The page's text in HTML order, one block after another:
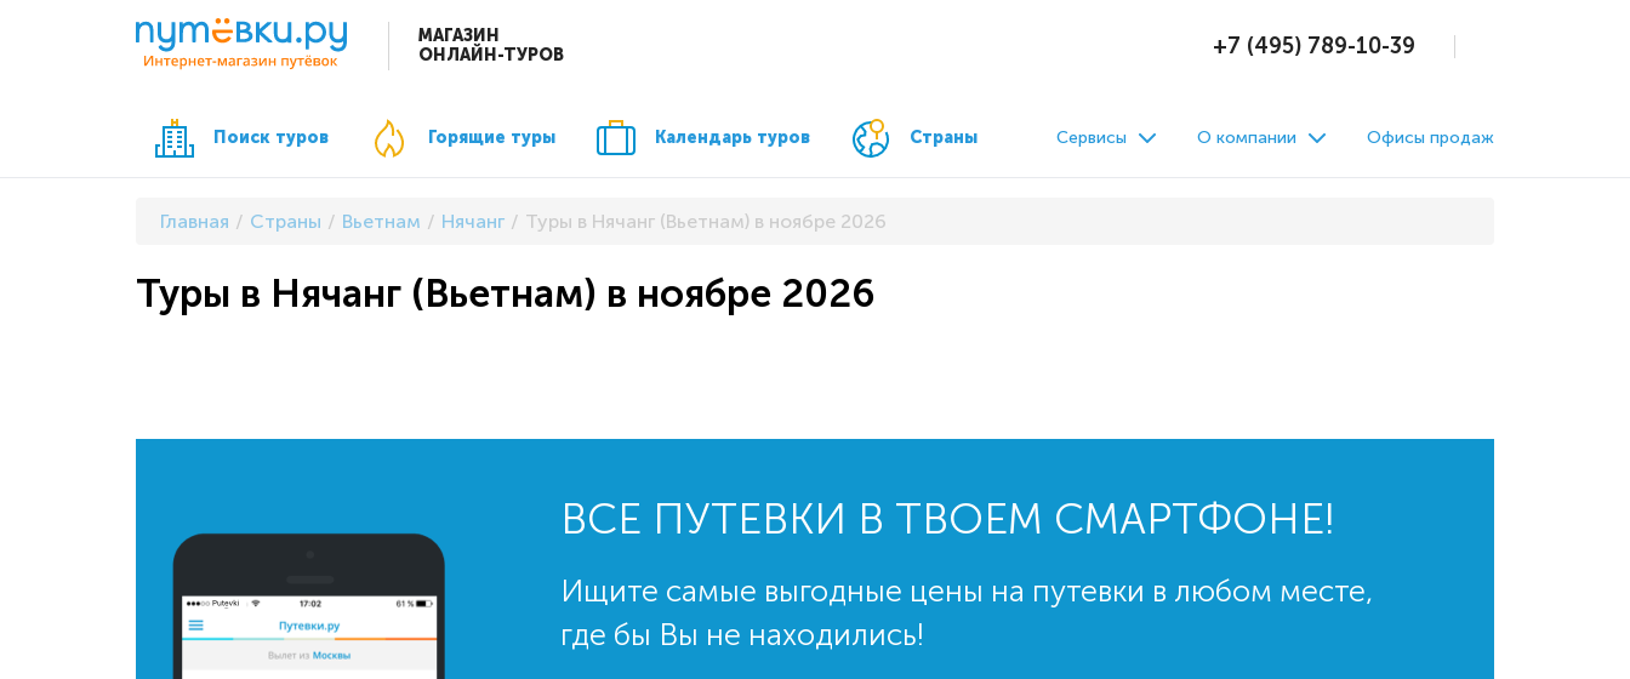
МАГАЗИН
ОНЛАЙН-ТУРОВ
+7 (495) 789-10-39
Поиск туров Горящие туры Календарь туров Страны Сервисы О компании Офисы продаж
Главная Страны Вьетнам Нячанг Туры в Нячанг (Вьетнам) в ноябре 2026
Туры в Нячанг (Вьетнам) в ноябре 2026
ВСЕ ПУТЕВКИ В ТВОЕМ СМАРТФОНЕ!
Ищите самые выгодные цены на путевки в любом месте,
где бы Вы не находились!